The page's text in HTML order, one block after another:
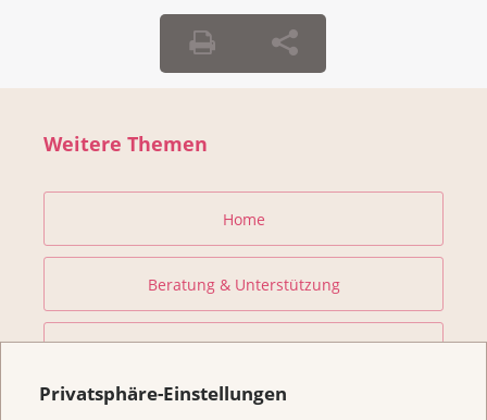
Privatsphäre-Einstellungen
Weitere Themen
Home
Beratung & Unterstützung
Prävention und Früherkennung